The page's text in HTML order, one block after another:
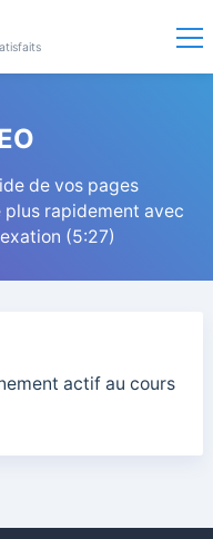
de vos pages
plus rapidement avec
(5:27)
actif au cours